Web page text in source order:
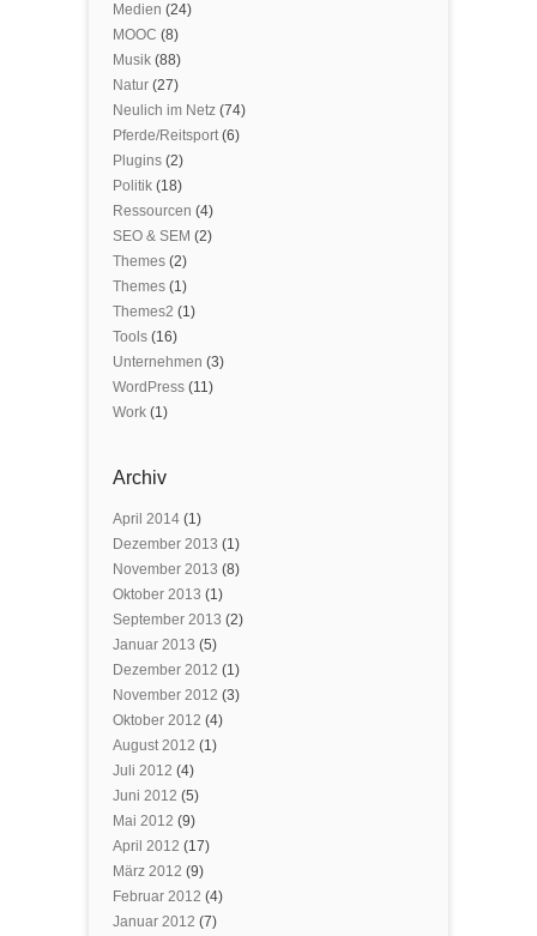
Medien (24)
MOOC (8)
Musik (88)
Natur (27)
Neulich im Netz (74)
Pferde/Reitsport(6)
Plugins (2)
Politik (18)
Ressourcen (4)
SEO & SEM (2)
Themes (2)
Themes (1)
Themes2 (1)
Tools (16)
Unternehmen (3)
WordPress (11)
Work (1)
Archiv
April 2014 (1)
Dezember 2013 (1)
November 2013 (8)
Oktober 2013 (1)
September 2013 (2)
Januar 2013 (5)
Dezember 2012 (1)
November 2012 (3)
Oktober 2012 (4)
August 2012 (1)
Juli 2012 (4)
Juni 2012 (5)
Mai 2012 (9)
April 2012 (17)
März 2012 (9)
Februar 2012 (4)
Januar 2012 (7)